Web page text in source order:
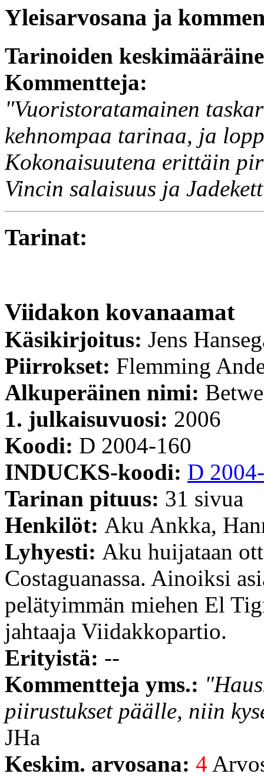
Yleisarvosana ja
Tarinoiden
Kommentteja:
"Vuoristoratamainen
kehnompaa tarinaa, ja
Kokonaisuutena erittäin
Vincin salaisuus ja
Tarinat:
Viidakon kovanaamat
Käsikirjoitus: Jens
Piirrokset: Flemming
Alkuperäinen nimi:
1. julkaisuvuosi: 2006
Koodi: D 2004-160
INDUCKS-koodi: D
Tarinan pituus: 31 sivua
Henkilöt: Aku Ankka,
Lyhyesti: Aku huijataan
Costaguanassa. Ainoiksi
pelätyimmän miehen El
jahtaaja Viidakkopartio.
Erityistä: --
Kommentteja yms.:
piirustukset päälle, niin
JHa
Keskim. arvosana: 4